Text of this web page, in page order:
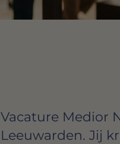
Vacature Medior
Leeuwarden. Jij